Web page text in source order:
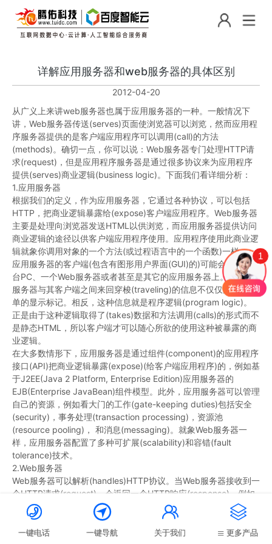
详解应用服务器和web服务器的具体区别
2012-04-20
从广义上来讲web服务器也属于应用服务器的一种。一般情况下
讲，Web服务器传送(serves)页面使浏览器可以浏览，然而应用程
序服务器提供的是客户端应用程序可以调用(call)的方法
(methods)。确切一点，你可以说：Web服务器专门处理HTTP请
求(request)，但是应用程序服务器是通过很多协议来为应用程序
提供(serves)商业逻辑(business logic)。下面我们看详细分析：
1.应用服务器
根据我们的定义，作为应用服务器，它通过各种协议，可以包括
HTTP，把商业逻辑暴露给(expose)客户端应用程序。Web服务器
主要是处理向浏览器发送HTML以供浏览，而应用服务器提供访问
商业逻辑的途径以供客户端应用程序使用。应用程序使用此商业逻
辑就象你调用对象的一个方法(或过程语言中的一个函数)一样。
应用服务器的客户端(包含有图形用户界面(GUI)的)可能会运行在一
台PC、一个Web服务器或者甚至是其它的应用服务器上。在应用
服务器与其客户端之间来回穿梭(traveling)的信息不仅仅局限于简
单的显示标记。相反，这种信息就是程序逻辑(program logic)。
正是由于这种逻辑取得了(takes)数据和方法调用(calls)的形式而不
是静态HTML，所以客户端才可以随心所欲的使用这种被暴露的商
业逻辑。
在大多数情形下，应用服务器是通过组件(component)的应用程序
接口(API)把商业逻辑暴露(expose)(给客户端应用程序)的，例如基
于J2EE(Java 2 Platform, Enterprise Edition)应用服务器的
EJB(Enterprise JavaBean)组件模型。此外，应用服务器可以管理
自己的资源，例如看大门的工作(gate-keeping duties)包括安全
(security)，事务处理(transaction processing)，资源池
(resource pooling)， 和消息(messaging)。就象Web服务器一
样，应用服务器配置了多种可扩展(scalability)和容错(fault
tolerance)技术。
2.Web服务器
Web服务器可以解析(handles)HTTP协议。当Web服务器接收到一
个HTTP请求(request)，会返回一个HTTP响应(response)，例如
送回一个HTML页面。为了处理一个请求(request)，Web服务器可
以响应(response)一个静态页面或图片，进行页面跳转
(redirect)，或者把动态响应(dynamic response)的产生委托

一键电话

一键导航

关于我们

更多产品
1